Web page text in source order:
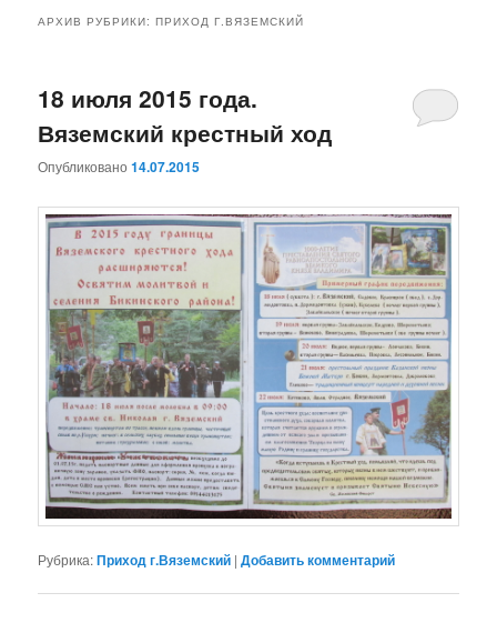
АРХИВ РУБРИКИ:ПРИХОД Г.ВЯЗЕМСКИЙ
18 июля 2015 года.
Вяземский крестный ход
Опубликовано14.07.2015
Рубрика:Приход г.Вяземский |Добавить комментарий